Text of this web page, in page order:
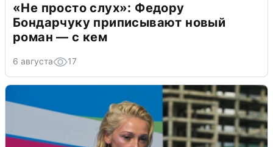
«Не просто слух»: Федору
Бондарчуку приписывают новый
роман — с кем
6 августа 17